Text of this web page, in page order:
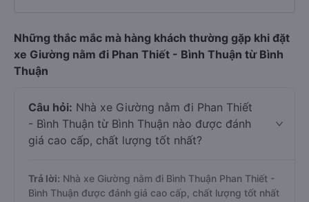
Những thắc mắc mà hàng khách thường gặp khi đặt
xe Giường nằm đi Phan Thiết - Bình Thuận từ Bình
Thuận
Câu hỏi: Nhà xe Giường nằm đi Phan Thiết
- Bình Thuận từ Bình Thuận nào được đánh
giá cao cấp, chất lượng tốt nhất?
Trả lời: Nhà xe Giường nằm đi Bình Thuận Phan Thiết -
Bình Thuận được đánh giá cao cấp, chất lượng tốt nhất